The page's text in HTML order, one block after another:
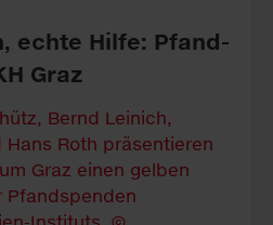
echte Hil­fe: Pfand­
Graz